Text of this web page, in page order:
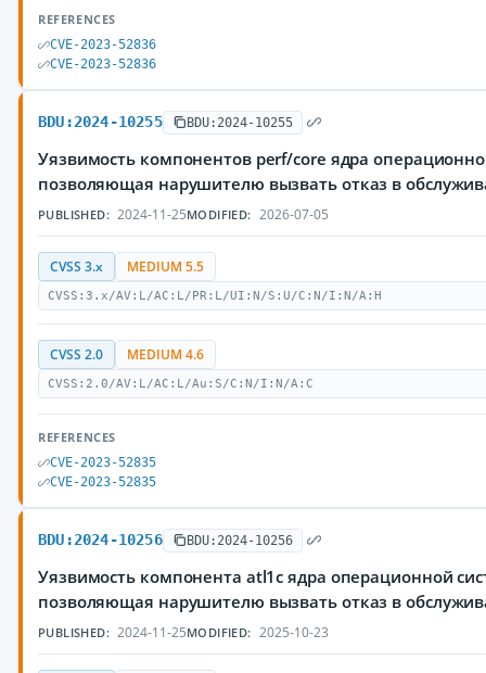
REFERENCES
CVE-2023-52836
CVE-2023-52836
BDU:2024-10255 BDU:2024-10255
Уязвимость компонентов perf/core ядра
позволяющая нарушителю вызвать отказ в
PUBLISHED: 2024-11-25MODIFIED: 2026-07-05
CVSS 3.x MEDIUM 5.5
CVSS:3.x/AV:L/AC:L/PR:L/UI:N/S:U/C:N/I:N/A:H
CVSS 2.0 MEDIUM 4.6
CVSS:2.0/AV:L/AC:L/Au:S/C:N/I:N/A:C
REFERENCES
CVE-2023-52835
CVE-2023-52835
BDU:2024-10256 BDU:2024-10256
Уязвимость компонента atl1c ядра операционной
позволяющая нарушителю вызвать отказ в
PUBLISHED: 2024-11-25MODIFIED: 2025-10-23